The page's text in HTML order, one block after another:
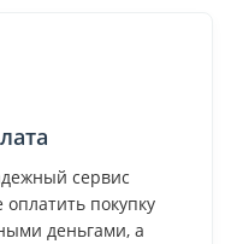
сервис
покупку
деньгами, а